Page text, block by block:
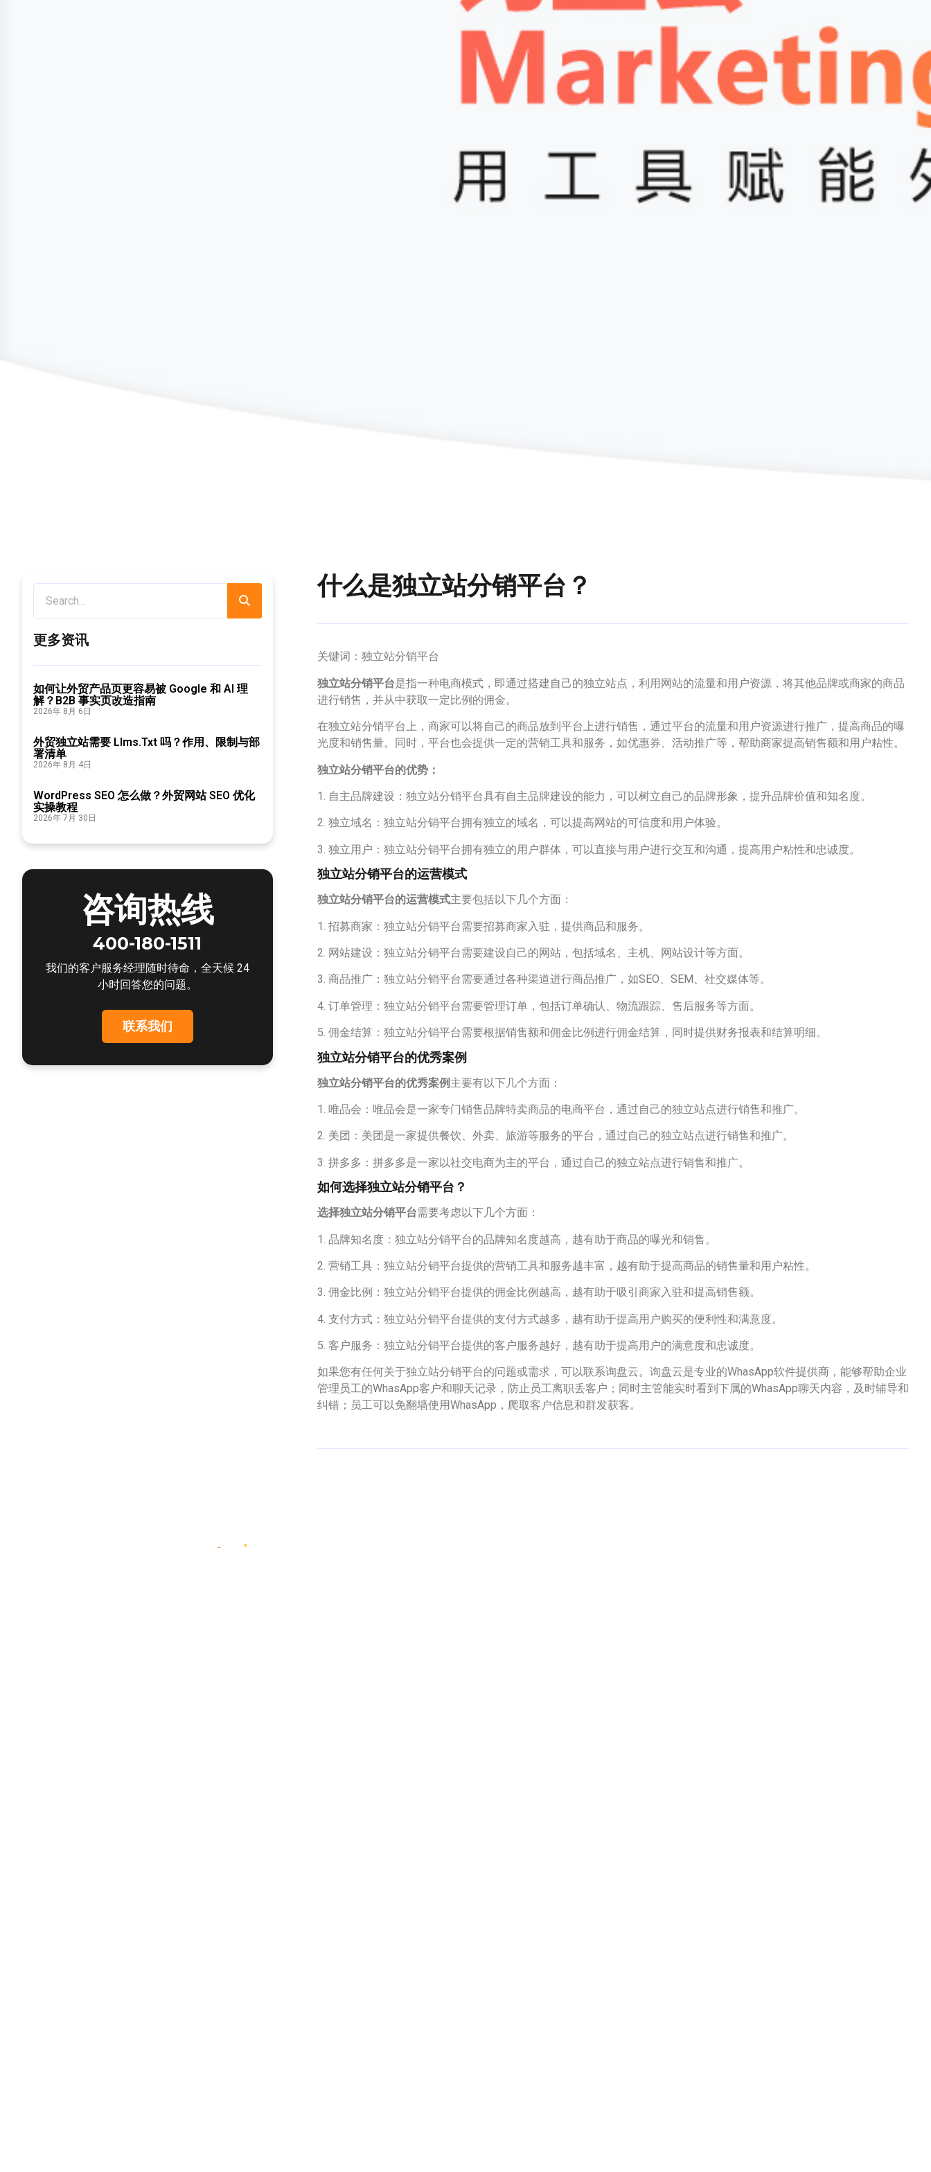
更多资讯
如何让外贸产品页更容易被 Google 和 AI 理
解？B2B 事实页改造指南
2026年 8月 6日
外贸独立站需要 Llms.txt 吗？作用、限制与部
署清单
2026年 8月 4日
WordPress SEO 怎么做？外贸网站 SEO 优化
实操教程
2026年 7月 30日
咨询热线
400-180-1511
我们的客户服务经理随时待命，全天候 24
小时回答您的问题。
联系我们
什么是独立站分销平台？
关键词：独立站分销平台
独立站分销平台是指一种电商模式，即通过搭建自己的独立站点，利用网站的流量和用户资源，将其他品牌或商家的商品
进行销售，并从中获取一定比例的佣金。
在独立站分销平台上，商家可以将自己的商品放到平台上进行销售，通过平台的流量和用户资源进行推广，提高商品的曝
光度和销售量。同时，平台也会提供一定的营销工具和服务，如优惠券、活动推广等，帮助商家提高销售额和用户粘性。
独立站分销平台的优势：
1. 自主品牌建设：独立站分销平台具有自主品牌建设的能力，可以树立自己的品牌形象，提升品牌价值和知名度。
2. 独立域名：独立站分销平台拥有独立的域名，可以提高网站的可信度和用户体验。
3. 独立用户：独立站分销平台拥有独立的用户群体，可以直接与用户进行交互和沟通，提高用户粘性和忠诚度。
独立站分销平台的运营模式
独立站分销平台的运营模式主要包括以下几个方面：
1. 招募商家：独立站分销平台需要招募商家入驻，提供商品和服务。
2. 网站建设：独立站分销平台需要建设自己的网站，包括域名、主机、网站设计等方面。
3. 商品推广：独立站分销平台需要通过各种渠道进行商品推广，如SEO、SEM、社交媒体等。
4. 订单管理：独立站分销平台需要管理订单，包括订单确认、物流跟踪、售后服务等方面。
5. 佣金结算：独立站分销平台需要根据销售额和佣金比例进行佣金结算，同时提供财务报表和结算明细。
独立站分销平台的优秀案例
独立站分销平台的优秀案例 主要有以下几个方面：
1. 唯品会：唯品会是一家专门销售品牌特卖商品的电商平台，通过自己的独立站点进行销售和推广。
2. 美团：美团是一家提供餐饮、外卖、旅游等服务的平台，通过自己的独立站点进行销售和推广。
3. 拼多多：拼多多是一家以社交电商为主的平台，通过自己的独立站点进行销售和推广。
如何选择独立站分销平台？
选择独立站分销平台需要考虑以下几个方面：
1. 品牌知名度：独立站分销平台的品牌知名度越高，越有助于商品的曝光和销售。
2. 营销工具：独立站分销平台提供的营销工具和服务越丰富，越有助于提高商品的销售量和用户粘性。
3. 佣金比例：独立站分销平台提供的佣金比例越高，越有助于吸引商家入驻和提高销售额。
4. 支付方式：独立站分销平台提供的支付方式越多，越有助于提高用户购买的便利性和满意度。
5. 客户服务：独立站分销平台提供的客户服务越好，越有助于提高用户的满意度和忠诚度。
如果您有任何关于独立站分销平台的问题或需求，可以联系询盘云。询盘云是专业的WhasApp软件提供商，能够帮助企业
管理员工的WhasApp客户和聊天记录，防止员工离职丢客户；同时主管能实时看到下属的WhasApp聊天内容，及时辅导和
纠错；员工可以免翻墙使用WhasApp，爬取客户信息和群发获客。